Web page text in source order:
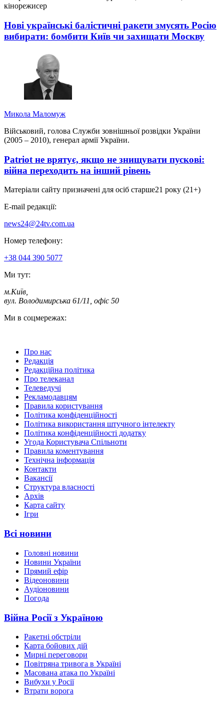
кінорежисер
Нові українські балістичні ракети змусять Росію
вибирати: бомбити Київ чи захищати Москву
Микола Маломуж
Військовий, голова Служби зовнішньої розвідки України
(2005 – 2010), генерал армії України.
Patriot не врятує, якщо не знищувати пускові:
війна переходить на інший рівень
Матеріали сайту призначені для осіб старше21 року (21+)
E-mail редакції:
news24@24tv.com.ua
Номер телефону:
+38 044 390 5077
Ми тут:
м.Київ
вул. Володимирська 61/11, офіс 50
Ми в соцмережах:
Про нас
Редакція
Редакційна політика
Про телеканал
Телеведучі
Рекламодавцям
Правила користування
Політика конфіденційності
Політика використання штучного інтелекту
Політика конфіденційності додатку
Угода Користувача Спільноти
Правила коментування
Технічна інформація
Контакти
Вакансії
Структура власності
Архів
Карта сайту
Ігри
Всі новини
Головні новини
Новини України
Прямий ефір
Відеоновини
Аудіоновини
Погода
Війна Росії з Україною
Ракетні обстріли
Карта бойових дій
Мирні переговори
Повітряна тривога в Україні
Масована атака по Україні
Вибухи у Росії
Втрати ворога